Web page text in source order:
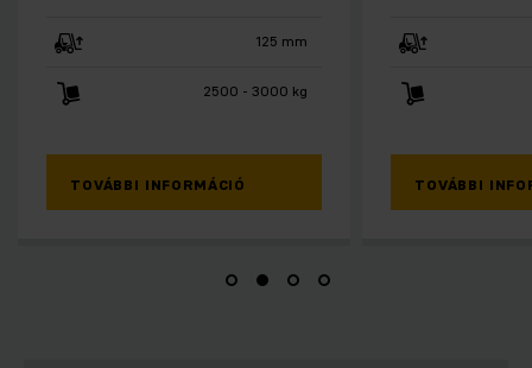
125 mm
2500 - 3000 kg
TOVÁBBI INFORMÁCIÓ TOVÁBBI